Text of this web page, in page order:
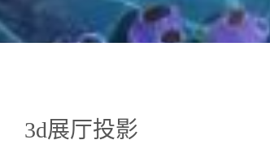
3d展厅投影